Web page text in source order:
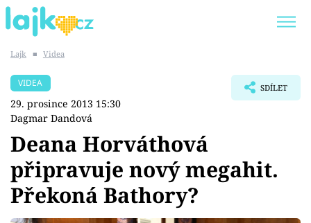
SHOPAHOLICADEL
Témata
Showbyznys
Lajk ■ Videa
VIDEA
29. prosince 2013 15:30
Dagmar Dandová
SDÍLET
Deana Horváthová
připravuje nový megahit.
Překoná Bathory?